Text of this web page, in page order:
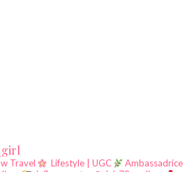
Travel Lifestyle | UGC
Ambassadrice